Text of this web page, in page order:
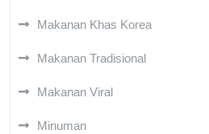
Makanan Khas Korea
Makanan Tradisional
Makanan Viral
Minuman